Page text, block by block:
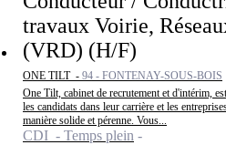
travaux Voirie,
(VRD) (H/F)
ONE TILT - 94 - FONTENAY-SOUS-BOIS
One Tilt, cabinet de recrutement et d'intérim,
les candidats dans leur carrière et les
manière solide et pérenne. Vous...
CDI - Temps plein